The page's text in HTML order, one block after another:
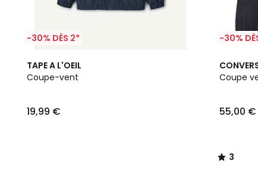
-30% DÈS 2*
TAPE A L'OEIL
Coupe-vent
19,99 €
-30%
Coupe
55,00 €
3
/
2
Couleurs
3
/